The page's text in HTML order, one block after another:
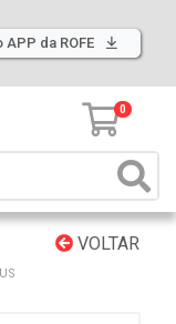
APP da ROFE
0
VOLTAR